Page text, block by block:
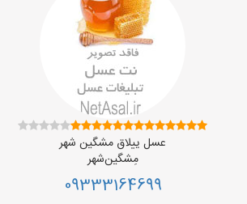
عسل ییلاق مشگین شهر
مِشگین‌شهر
09333164699